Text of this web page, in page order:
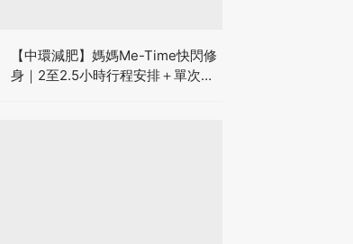
【中環減肥】媽媽Me-Time快閃修
身｜2至2.5小時行程安排＋單次收